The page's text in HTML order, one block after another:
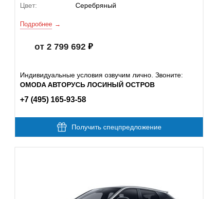
Цвет:
Серебряный
Подробнее
от 2 799 692
Индивидуальные условия озвучим лично. Звоните:
OMODA АВТОРУСЬ ЛОСИНЫЙ ОСТРОВ
+7 (495) 165-93-58
Получить спецпредложение